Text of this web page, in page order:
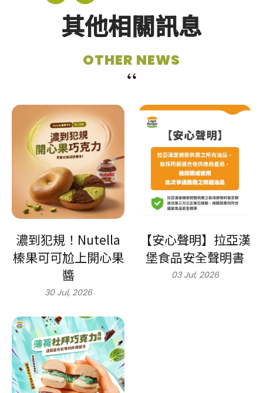
其他相關訊息
OTHER NEWS
濃到犯規！Nutella
榛果可可尬上開心果
醬
30 Jul, 2026
【安心聲明】拉亞漢
堡食品安全聲明書
03 Jul, 2026